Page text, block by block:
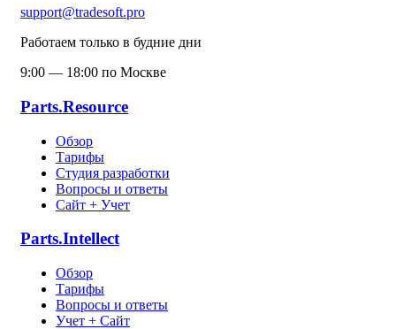
support@tradesoft.pro
Работаем только в будние дни
9:00 — 18:00 по Москве
Parts.Resource
Обзор
Тарифы
Студия разработки
Вопросы и ответы
Сайт + Учет
Parts.Intellect
Обзор
Тарифы
Вопросы и ответы
Учет + Сайт